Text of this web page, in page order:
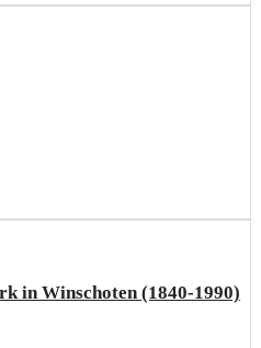
in Winschoten (1840-1990)